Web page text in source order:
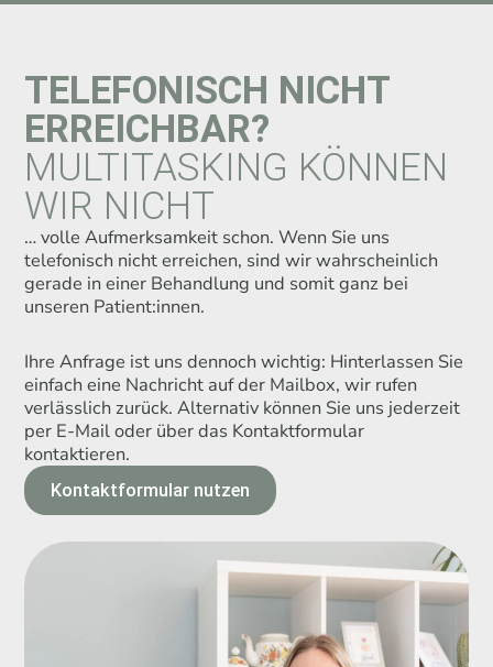
TELEFONISCH NICHT
ERREICHBAR?
MULTITASKING KÖNNEN
WIR NICHT
… volle Aufmerksamkeit schon. Wenn Sie uns
telefonisch nicht erreichen, sind wir wahrscheinlich
gerade in einer Behandlung und somit ganz bei
unseren Patient:innen.
Ihre Anfrage ist uns dennoch wichtig: Hinterlassen Sie
einfach eine Nachricht auf der Mailbox, wir rufen
verlässlich zurück. Alternativ können Sie uns jederzeit
per E-Mail oder über das Kontaktformular
kontaktieren.
Kontaktformular nutzen